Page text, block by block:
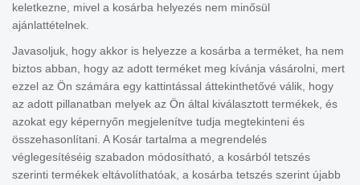
keletkezne, mivel a kosárba helyezés nem minősül
ajánlattételnek.
Javasoljuk, hogy akkor is helyezze a kosárba a terméket, ha nem
biztos abban, hogy az adott terméket meg kívánja vásárolni, mert
ezzel az Ön számára egy kattintással áttekinthetővé válik, hogy
az adott pillanatban melyek az Ön által kiválasztott termékek, és
azokat egy képernyőn megjelenítve tudja megtekinteni és
összehasonlítani. A Kosár tartalma a megrendelés
véglegesítéséig szabadon módosítható, a kosárból tetszés
szerinti termékek eltávolíthatóak, a kosárba tetszés szerint újabb